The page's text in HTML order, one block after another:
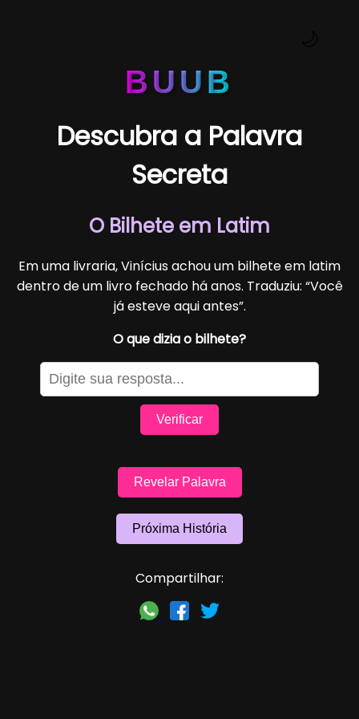
BUUB
Descubra a Palavra
Secreta
O Bilhete em Latim
Em uma livraria, Vinícius achou um bilhete em latim
dentro de um livro fechado há anos. Traduziu: “Você
já esteve aqui antes”.
O que dizia o bilhete?
Verificar
Revelar Palavra
Próxima História
Compartilhar: